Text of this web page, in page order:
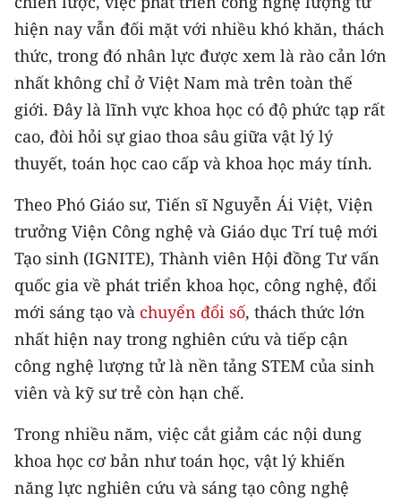
Media Pháp luật
Media Du lịch
Media Thế giới
Media Thể thao
Media Y tế
Media Khoa học - Công nghệ
Media Môi trường
Ảnh
Infographic
TIN MỚI
TIN ĐỊA PHƯƠNG
hiện nay vẫn đối mặt với nhiều khó khăn, thách
thức, trong đó nhân lực được xem là rào cản lớn
nhất không chỉ ở Việt Nam mà trên toàn thế
giới. Đây là lĩnh vực khoa học có độ phức tạp rất
cao, đòi hỏi sự giao thoa sâu giữa vật lý lý
thuyết, toán học cao cấp và khoa học máy tính.
Theo Phó Giáo sư, Tiến sĩ Nguyễn Ái Việt, Viện
trưởng Viện Công nghệ và Giáo dục Trí tuệ mới
Tạo sinh (IGNITE), Thành viên Hội đồng Tư vấn
quốc gia về phát triển khoa học, công nghệ, đổi
mới sáng tạo và chuyển đổi số, thách thức lớn
nhất hiện nay trong nghiên cứu và tiếp cận
công nghệ lượng tử là nền tảng STEM của sinh
viên và kỹ sư trẻ còn hạn chế.
Trong nhiều năm, việc cắt giảm các nội dung
khoa học cơ bản như toán học, vật lý khiến
năng lực nghiên cứu và sáng tạo công nghệ